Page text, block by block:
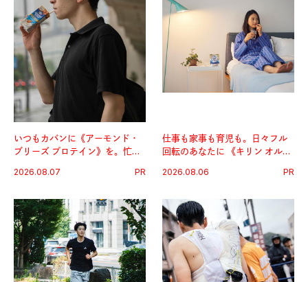
いつもカバンに《アーモンド・
ブリーズ プロテイン》を。忙し
グ習慣。
2026.08.07 PR
仕事も家事も育児も。日々フル
回転のあなたに 《キリン オルニ
2026.08.06 PR